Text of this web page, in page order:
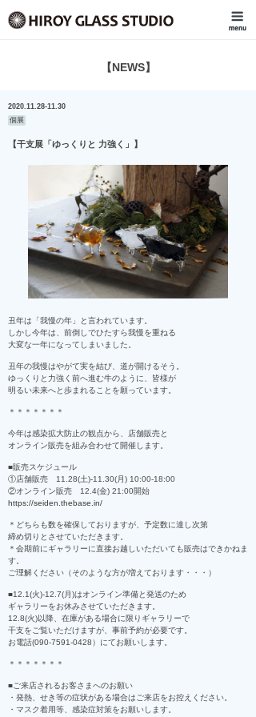
【NEWS】
2020.11.28-11.30
個展
【干支展「ゆっくりと 力強く」】
丑年は「我慢の年」と言われています。
しかし今年は、前倒しでひたすら我慢を重ねる
大変な一年になってしまいました。
丑年の我慢はやがて実を結び、道が開けるそう。
ゆっくりと力強く前へ進む牛のように、皆様が
明るい未来へと歩まれることを願っています。
＊＊＊＊＊＊＊
今年は感染拡大防止の観点から、店舗販売と
オンライン販売を組み合わせて開催します。
■販売スケジュール
①店舗販売 11.28(土)-11.30(月) 10:00-18:00
②オンライン販売 12.4(金) 21:00開始
https://seiden.thebase.in/
＊どちらも数を確保しておりますが、予定数に達し次第
締め切りとさせていただきます。
＊会期前にギャラリーに直接お越しいただいても販売はできかねま
す。
ご理解ください（そのような方が増えております・・・）
■12.1(火)-12.7(月)はオンライン準備と発送のため
ギャラリーをお休みさせていただきます。
12.8(火)以降、在庫がある場合に限りギャラリーで
干支をご覧いただけますが、事前予約が必要です。
お電話(090-7591-0428）にてお願いします。
＊＊＊＊＊＊＊
■ご来店されるお客さまへのお願い
・発熱、せき等の症状がある場合はご来店をお控えください。
・マスク着用等、感染症対策をお願いします。